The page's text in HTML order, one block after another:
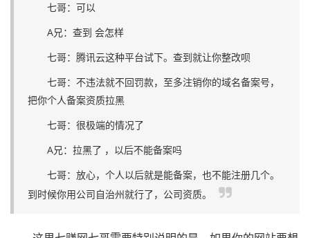
七哥：可以
A兄：查到 会怎样
七哥：腾讯云这种平台试下。查到就让你整改呗
七哥：不违法就不回罚款，至多注销你的域名备案号，
把你个人备案资质拉黑
七哥：很极端的情况了
A兄：拉黑了 ，以后不能备案吗
七哥：放心，个人以后就是能备案，也不能注册几个。
到时候你用公司自治州就行了，公司资质。